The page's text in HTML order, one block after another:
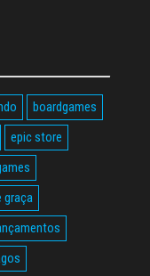
boardgames
epic store
graça